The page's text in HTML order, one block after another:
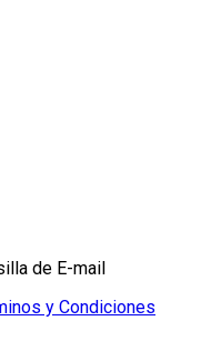
de E-mail
y Condiciones